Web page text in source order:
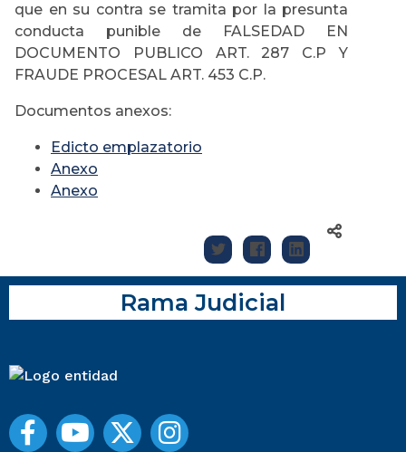
que en su contra se tramita por la presunta
conducta punible de FALSEDAD EN
DOCUMENTO PUBLICO ART. 287 C.P Y
FRAUDE PROCESAL ART. 453 C.P.
Documentos anexos:
Edicto emplazatorio
Anexo
Anexo
Rama Judicial